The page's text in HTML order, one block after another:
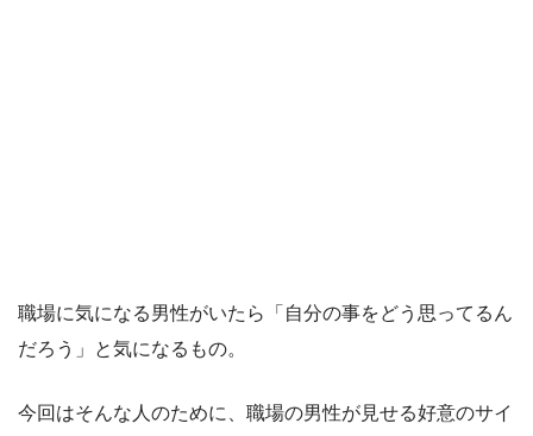
職場に気になる男性がいたら「自分の事をどう思ってるん
だろう」と気になるもの。
今回はそんな人のために、職場の男性が見せる好意のサイ